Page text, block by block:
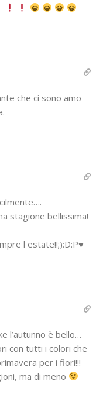
che ci sono amo
stagione bellissima!
l estate!!;):D:P♥
l’autunno è bello…
con tutti i colori che
per i fiori!!!
ma di meno